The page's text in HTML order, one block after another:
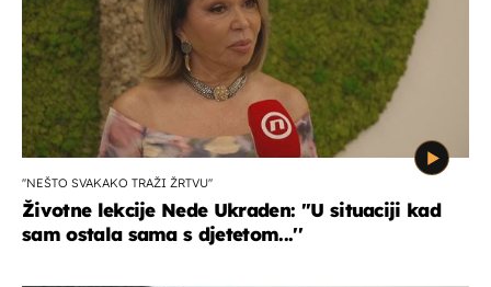
''NEŠTO SVAKAKO TRAŽI ŽRTVU''
Životne lekcije Nede Ukraden: ''U situaciji kad
sam ostala sama s djetetom...''